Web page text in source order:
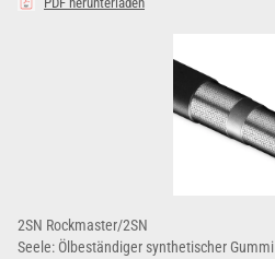
2SN Rockmaster/2SN
Seele: Ölbeständiger synthetischer Gummi